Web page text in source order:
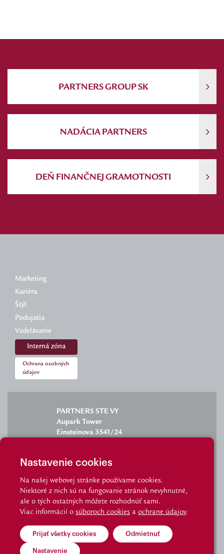
Nastavenie cookies
Na našej webovej stránke používame cookies.
Niektoré z nich sú na fungovanie stránok nevyhnutné,
ale o tých ostatných môžete rozhodnúť sami.
Viac informácií o súboroch cookies a ochrane údajov.
Prijať všetky cookies Odmietnuť
Nastavenie
PARTNERS GROUP SK
NADÁCIA PARTNERS
DEŇ FINANČNEJ GRAMOTNOSTI
Marketing
Kariéra
Štýl
Podujatia
Vzdelávanie
Interná zóna
Ochrana osobných
údajov
PARTNERS STE VY
Aupark Tower
Einsteinova 3541/24
info@partnersgroup.sk
tel.: 02/6280 2702
© Partnersgroup I Made by Visibility